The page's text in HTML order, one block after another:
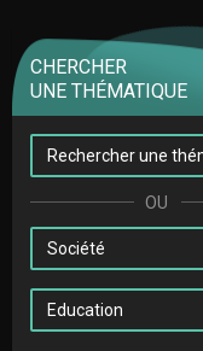
CHERCHER
UNE THÉMATIQUE